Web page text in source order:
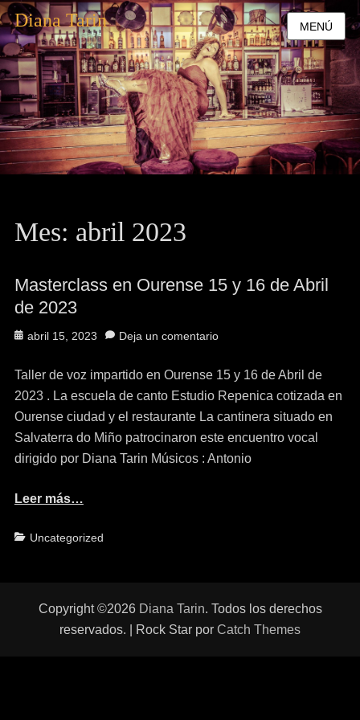
Diana Tarin MENÚ
Mes: abril 2023
Masterclass en Ourense 15 y 16 de Abril
de 2023
Publicado
abril 15, 2023 Deja un comentario
Taller de voz impartido en Ourense 15 y 16 de Abril de
2023 . La escuela de canto Estudio Repenica cotizada en
Ourense ciudad y el restaurante La cantinera situado en
Salvaterra do Miño patrocinaron este encuentro vocal
dirigido por Diana Tarin Músicos : Antonio
Leer más…
Categorías
Uncategorized
Copyright ©2026 Diana Tarin. Todos los derechos
reservados. | Rock Star por Catch Themes